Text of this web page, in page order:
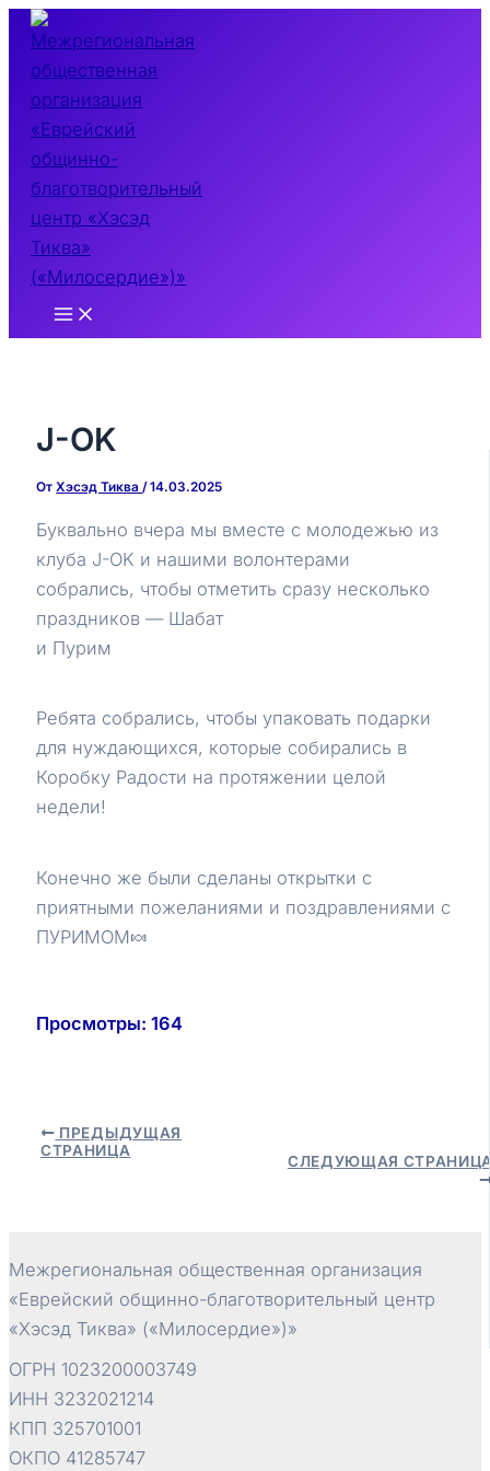
Перейти
содержимому
Main
J-OK
ОтХэсэд Тиква/14.03.2025
Буквально вчера мы вместе с молодежью из
клуба J-OK и нашими волонтерами
собрались, чтобы отметить сразу несколько
праздников — Шабат
и Пурим
Ребята собрались, чтобы упаковать подарки
для нуждающихся, которые собирались в
Коробку Радости на протяжении целой
недели!
Конечно же были сделаны открытки с
приятными пожеланиями и поздравлениями с
ПУРИМОМ🍬
Просмотры: 164
Навигация
ПРЕДЫДУЩАЯ
СТРАНИЦА
СЛЕДУЮЩАЯ
Межрегиональная общественная организация
«Еврейский общинно-благотворительный центр
«Хэсэд Тиква» («Милосердие»)»
ОГРН 1023200003749
ИНН 3232021214
КПП 325701001
ОКПО 41285747